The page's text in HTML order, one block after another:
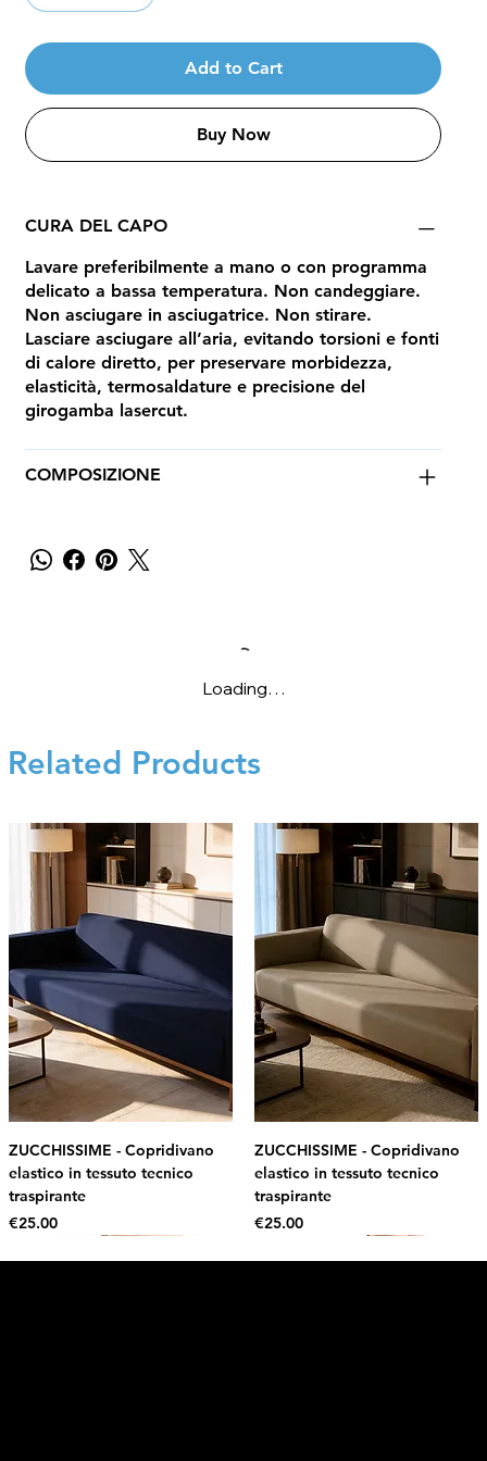
Add to Cart
Buy Now
CURA DEL CAPO
Lavare preferibilmente a mano o con programma
delicato a bassa temperatura. Non candeggiare.
Non asciugare in asciugatrice. Non stirare.
Lasciare asciugare all’aria, evitando torsioni e fonti
di calore diretto, per preservare morbidezza,
elasticità, termosaldature e precisione del
girogamba lasercut.
COMPOSIZIONE
Loading…
Related Products
ZUCCHISSIME - Copridivano
elastico in tessuto tecnico
traspirante
Price
€25.00
ZUCCHISSIME - Copridivano
elastico in tessuto tecnico
traspirante
Price
€25.00